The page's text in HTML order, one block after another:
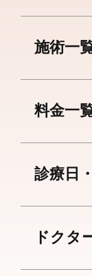
施術一
料金一
診療日
ドクタ